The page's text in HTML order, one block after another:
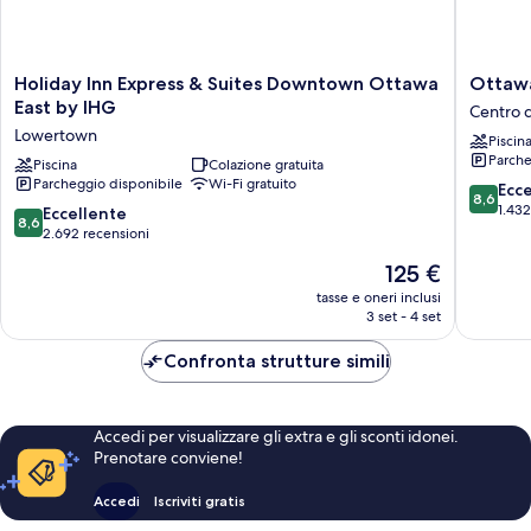
Holiday
Inn
Express
&
Suites
Downtown
Ottawa
East
Holiday Inn Express & Suites Downtown Ottawa
East by IHG
Lowertown
Piscina
Colazione gratuita
Parcheggio disponibile
Wi-Fi gratuito
8.6
su
8,6 Eccellente
2.692 recensioni
Il
prezzo
attuale
125 €
125 €
tasse e oneri inclusi
3 set - 4 set
Ottawa
Marriott
Hotel
Centro
di
Ottawa
Centro
Piscina
8.6
su
8,6
Confronta strutture simili
Accedi per visualizzare gli extra e gli sconti idonei.
Prenotare conviene!
Accedi Iscriviti gratis